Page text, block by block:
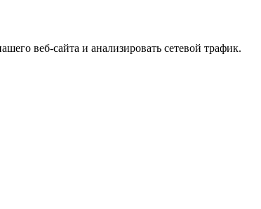
веб-сайта и анализировать сетевой трафик.